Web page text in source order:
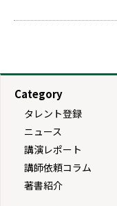
Category
タレント登録
ニュース
講演レポート
講師依頼コラム
著書紹介